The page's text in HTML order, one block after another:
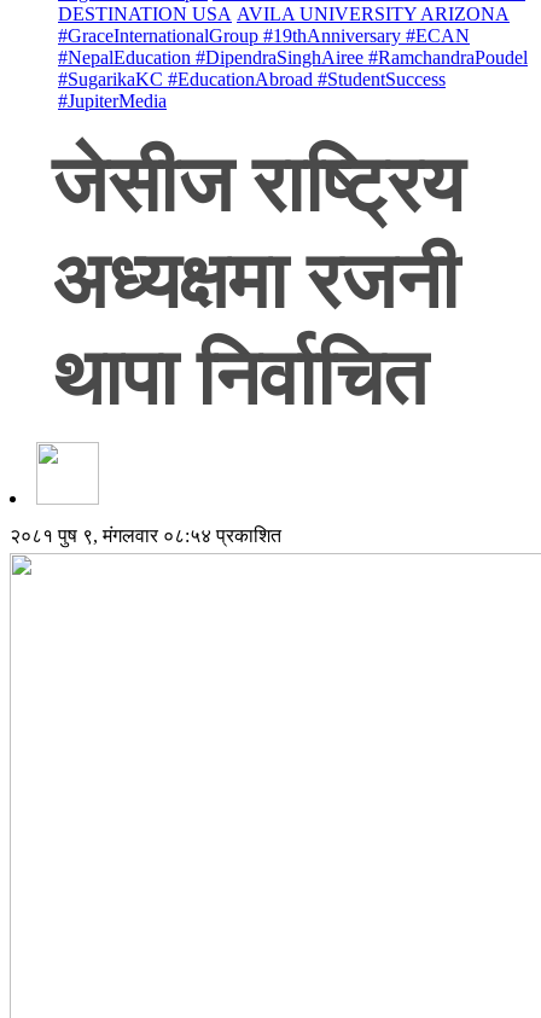
DESTINATION USA AVILA UNIVERSITY ARIZONA
#GraceInternationalGroup #19thAnniversary #ECAN
#NepalEducation #DipendraSinghAiree #RamchandraPoudel
#SugarikaKC #EducationAbroad #StudentSuccess
#JupiterMedia
जेसीज राष्ट्रिय
अध्यक्षमा रजनी
थापा निर्वाचित
२०८१ पुष ९, मंगलवार ०८:५४ प्रकाशित